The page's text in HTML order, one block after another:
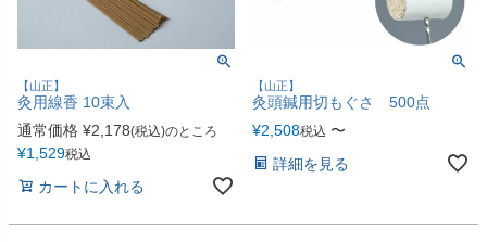
【山正】
灸用線香 10束入
通常価格 ¥2,178(税込)のところ
¥1,529税込
カートに入れる
【山正】
灸頭鍼用切もぐさ 500点
¥2,508税込 〜
詳細を見る